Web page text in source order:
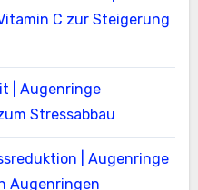
C zur Steigerung
| Augenringe
Stressabbau
| Augenringe
Augenringen